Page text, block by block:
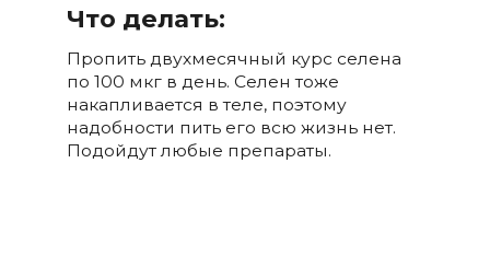
Что делать:
Пропить двухмесячный курс селена
по 100 мкг в день. Селен тоже
накапливается в теле, поэтому
надобности пить его всю жизнь нет.
Подойдут любые препараты.